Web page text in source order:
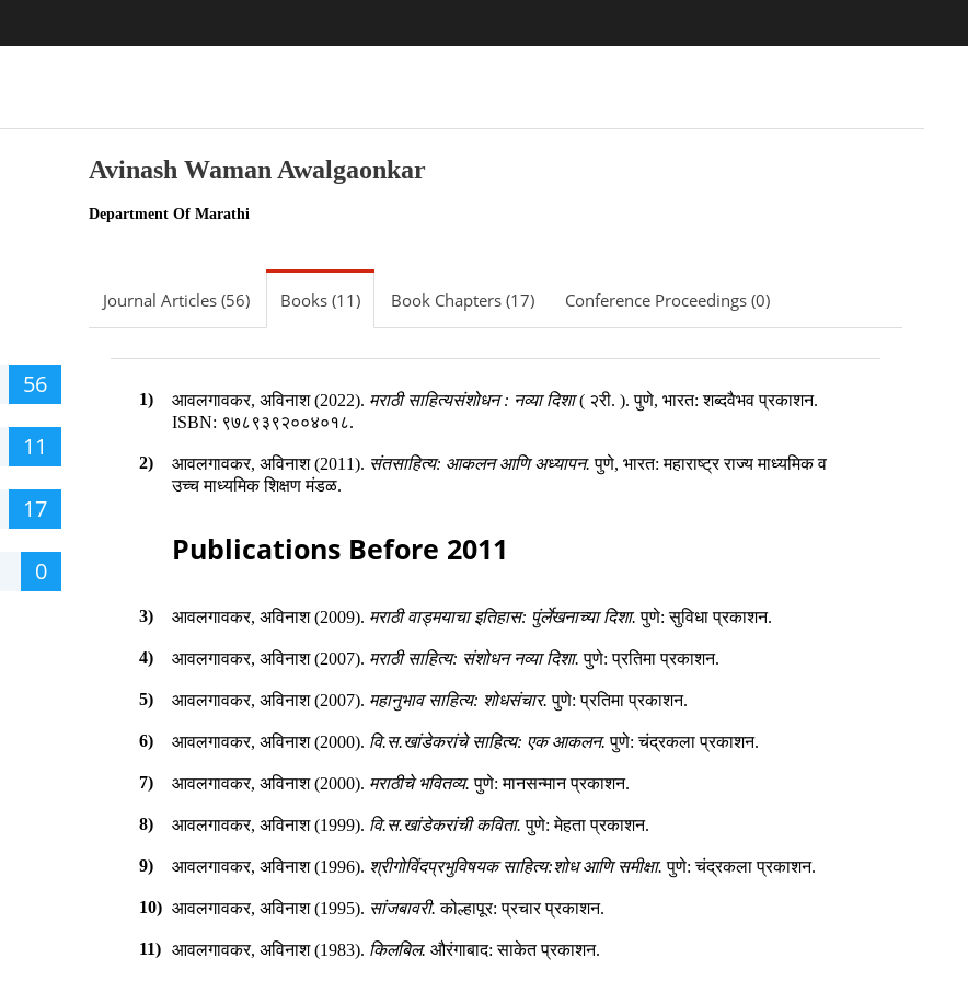
56
11
17
0
Avinash Waman Awalgaonkar
Department Of Marathi
Journal Articles (56) Books (11) Book Chapters (17) Conference Proceedings (0)
1) आवलगावकर, अविनाश (2022). मराठी साहित्यसंशोधन : नव्या दिशा ( २री.). पुणे, भारत: शब्दवैभव प्रकाशन.
ISBN: ९७८९३९२००४०१८.
2) आवलगावकर, अविनाश (2011). संतसाहित्य: आकलन आणि अध्यापन. पुणे, भारत: महाराष्ट्र राज्य माध्यमिक व
उच्च माध्यमिक शिक्षण मंडळ.
Publications Before 2011
3) आवलगावकर, अविनाश (2009). मराठी वाड्मयाचा इतिहास: पुंर्लेखनाच्या दिशा. पुणे: सुविधा प्रकाशन.
4) आवलगावकर, अविनाश (2007). मराठी साहित्य: संशोधन नव्या दिशा. पुणे: प्रतिमा प्रकाशन.
5) आवलगावकर, अविनाश (2007). महानुभाव साहित्य: शोधसंचार. पुणे: प्रतिमा प्रकाशन.
6) आवलगावकर, अविनाश (2000). वि.स.खांडेकरांचे साहित्य: एक आकलन. पुणे: चंद्रकला प्रकाशन.
7) आवलगावकर, अविनाश (2000). मराठीचे भवितव्य. पुणे: मानसन्मान प्रकाशन.
8) आवलगावकर, अविनाश (1999). वि.स.खांडेकरांची कविता. पुणे: मेहता प्रकाशन.
9) आवलगावकर, अविनाश (1996). श्रीगोविंदप्रभुविषयक साहित्य:शोध आणि समीक्षा. पुणे: चंद्रकला प्रकाशन.
10) आवलगावकर, अविनाश (1995). सांजबावरी. कोल्हापूर: प्रचार प्रकाशन.
11) आवलगावकर, अविनाश (1983). किलबिल. औरंगाबाद: साकेत प्रकाशन.